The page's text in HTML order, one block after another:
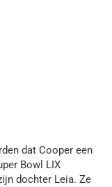
dat Cooper een
Bowl LIX
dochter Leia. Ze